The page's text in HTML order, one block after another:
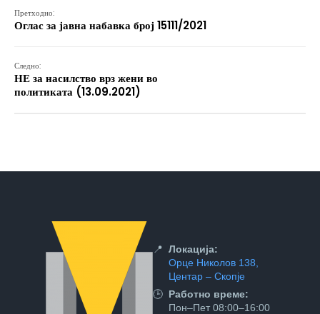
Претходно:
Оглас за јавна набавка број 15111/2021
Следно:
НЕ за насилство врз жени во
политиката (13.09.2021)
📍 Локација:
Орце Николов 138,
Центар – Скопје
🕒 Работно време:
Пон–Пет 08:00–16:00